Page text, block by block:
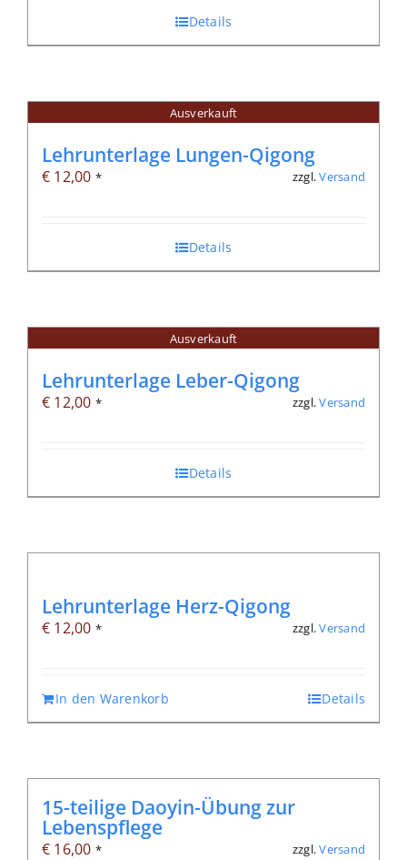
Details
Ausverkauft
Lehrunterlage Lungen-Qigong
€ 12,00 * zzgl.Versand
Details
Ausverkauft
Lehrunterlage Leber-Qigong
€ 12,00 * zzgl.Versand
Details
Lehrunterlage Herz-Qigong
€ 12,00 * zzgl.Versand
In den Warenkorb Details
15-teilige Daoyin-Übung zur
Lebenspflege
€ 16,00 * zzgl.Versand